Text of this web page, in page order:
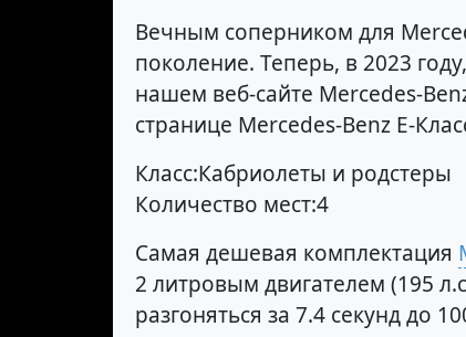
Вечным соперником для
поколение. Теперь, в 2023
нашем веб-сайте Mercedes-
странице Mercedes-Benz E-
Класс:Кабриолеты и родстеры
Количество мест:4
Самая дешевая комплектация
2 литровым двигателем (195
разгоняться за 7.4 секунд до